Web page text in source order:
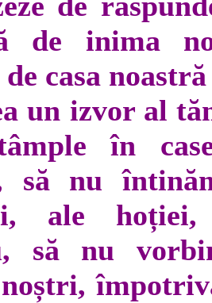
de inima
casa
un izvor al
în
să nu
ale
să nu
noștri,